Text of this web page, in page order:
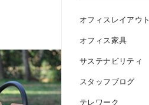
オフィスレイアウト
オフィス家具
サステナビリティ
スタッフブログ
テレワーク